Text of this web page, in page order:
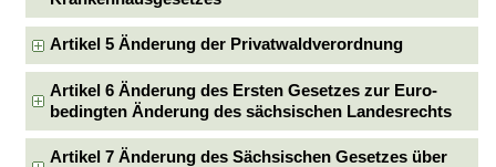
Artikel 5 Änderung der Privatwaldverordnung
Artikel 6 Änderung des Ersten Gesetzes zur Euro-
bedingten Änderung des sächsischen Landesrechts
Artikel 7 Änderung des Sächsischen Gesetzes über